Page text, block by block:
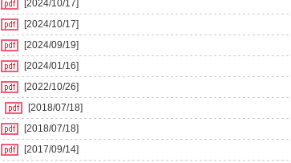
[2024/10/17]
[2024/10/17]
[2024/09/19]
[2024/01/16]
[2022/10/26]
[2018/07/18]
[2018/07/18]
[2017/09/14]